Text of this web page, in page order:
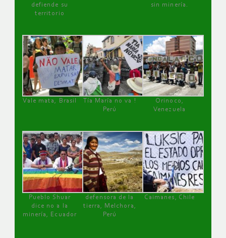
defiende su
territorio
sin minería.
Vale mata, Brasil
Tía María no va !
Perú
Orinoco,
Venezuela
Pueblo Shuar
dice no a la
minería, Ecuador
defensora de la
tierra, Melchora,
Perú
Caimanes, Chile